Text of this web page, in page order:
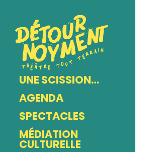
UNE SCISSION…
AGENDA
SPECTACLES
MÉDIATION
CULTURELLE